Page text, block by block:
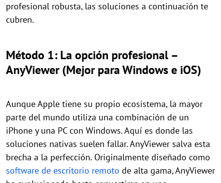
profesional robusta, las soluciones a continuación te
cubren.
Método 1: La opción profesional –
AnyViewer (Mejor para Windows e iOS)
Aunque Apple tiene su propio ecosistema, la mayor
parte del mundo utiliza una combinación de un
iPhone y una PC con Windows. Aquí es donde las
soluciones nativas suelen fallar. AnyViewer salva esta
brecha a la perfección. Originalmente diseñado como
software de escritorio remoto de alta gama, AnyViewer